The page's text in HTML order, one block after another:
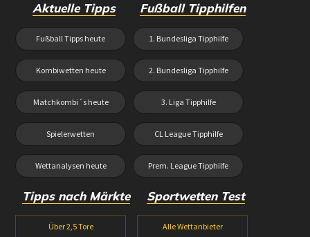
Aktuelle Tipps
Fußball Tipps heute
Kombiwetten heute
Matchkombi´s heute
Spielerwetten
Wettanalysen heute
Fußball Tipphilfen
1. Bundesliga Tipphilfe
2. Bundesliga Tipphilfe
3. Liga Tipphilfe
CL League Tipphilfe
Prem. League Tipphilfe
Tipps nach Märkte
Über 2,5 Tore
Sportwetten Test
Alle Wettanbieter